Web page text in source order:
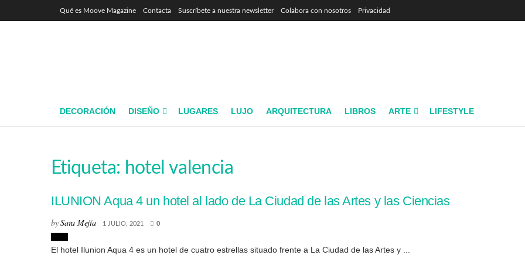
Qué es Moove Magazine Contacta Suscríbete a nuestra newsletter Colabora con nosotros Privacidad
DECORACIÓN DISEÑO LUGARES LUJO ARQUITECTURA LIBROS ARTE LIFESTYLE
Etiqueta: hotel valencia
ILUNION Aqua 4 un hotel al lado de La Ciudad de las Artes y las Ciencias
bySara Mejía 1 JULIO, 2021 0
El hotel Ilunion Aqua 4 es un hotel de cuatro estrellas situado frente a La Ciudad de las Artes y ...